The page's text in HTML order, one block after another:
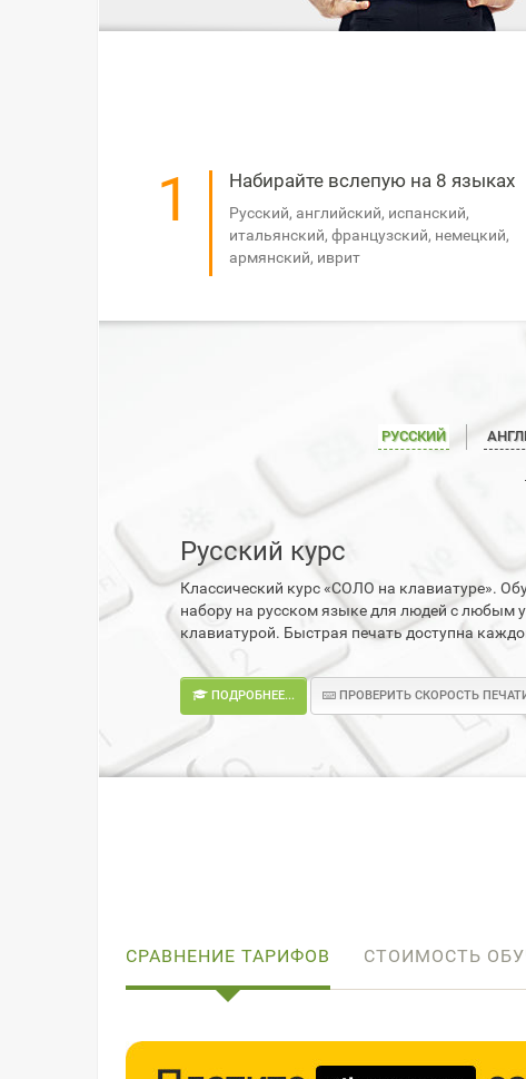
1 Набирайте вслепую на 8 языках
Русский, английский, испанский,
итальянский, французский, немецкий,
армянский, иврит
РУССКИЙ
Русский курс
Классический курс «СОЛО на клавиатуре».
набору на русском языке для людей с любым
клавиатурой. Быстрая печать доступна
ПОДРОБНЕЕ... ПРОВЕРИТЬ СКОРОСТЬ
СРАВНЕНИЕ ТАРИФОВ СТОИМОСТЬ